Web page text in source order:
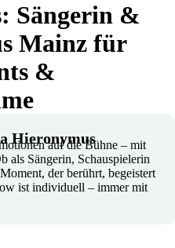
Sängerin &
Mainz für
&
Hieronymus
auf die Bühne – mit
als Sängerin, Schauspielerin
der berührt, begeistert
ist individuell – immer mit